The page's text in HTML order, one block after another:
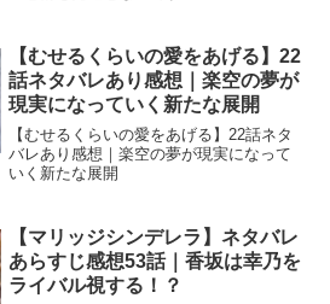
【むせるくらいの愛をあげる】22
話ネタバレあり感想｜楽空の夢が
現実になっていく新たな展開
【むせるくらいの愛をあげる】22話ネタ
バレあり感想｜楽空の夢が現実になって
いく新たな展開
【マリッジシンデレラ】ネタバレ
あらすじ感想53話｜香坂は幸乃を
ライバル視する！？